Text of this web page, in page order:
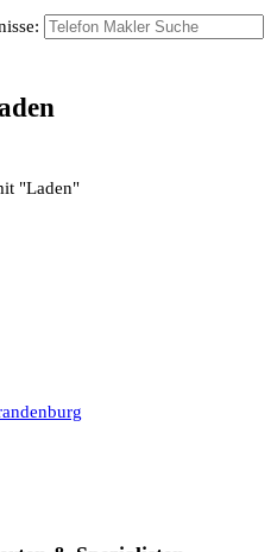
"Laden"